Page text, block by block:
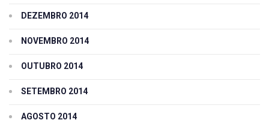
DEZEMBRO 2014
NOVEMBRO 2014
OUTUBRO 2014
SETEMBRO 2014
AGOSTO 2014